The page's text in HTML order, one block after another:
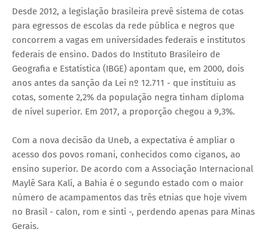
Desde 2012, a legislação brasileira prevê sistema de cotas
para egressos de escolas da rede pública e negros que
concorrem a vagas em universidades federais e institutos
federais de ensino. Dados do Instituto Brasileiro de
Geografia e Estatística (IBGE) apontam que, em 2000, dois
anos antes da sanção da Lei nº 12.711 - que instituiu as
cotas, somente 2,2% da população negra tinham diploma
de nível superior. Em 2017, a proporção chegou a 9,3%.
Com a nova decisão da Uneb, a expectativa é ampliar o
acesso dos povos romani, conhecidos como ciganos, ao
ensino superior. De acordo com a Associação Internacional
Maylê Sara Kalí, a Bahia é o segundo estado com o maior
número de acampamentos das três etnias que hoje vivem
no Brasil - calon, rom e sinti -, perdendo apenas para Minas
Gerais.